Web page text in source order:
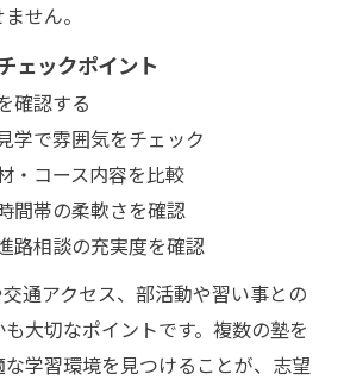
せん。
ェックポイント
確認する
学で雰囲気をチェック
・コース内容を比較
間帯の柔軟さを確認
路相談の充実度を確認
通アクセス、部活動や習い事との
大切なポイントです。複数の塾を
学習環境を見つけることが、志望